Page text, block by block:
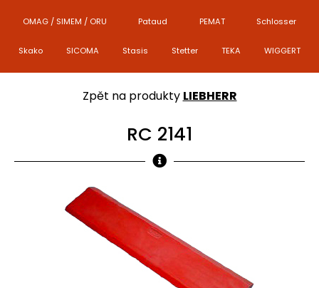
OMAG / SIMEM / ORU Pataud PEMAT Schlosser
Skako SICOMA Stasis Stetter TEKA WIGGERT
Zpět na produkty LIEBHERR
RC 2141